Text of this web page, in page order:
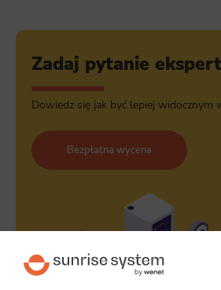
Zadaj pytanie
Dowiedz się jak być lepiej widocznym
Bezpłatna wycena